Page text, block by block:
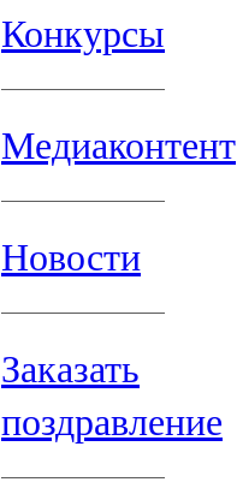
Конкурсы
Медиаконтент
Новости
Заказать
поздравление